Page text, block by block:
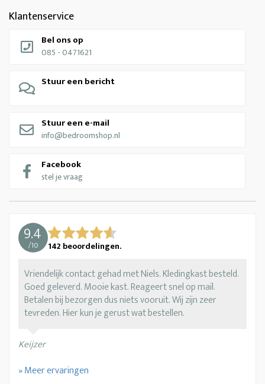
Klantenservice
Bel ons op
085 - 0471621
Stuur een bericht
Stuur een e-mail
info@bedroomshop.nl
Facebook
stel je vraag
9.4
/10 142 beoordelingen.
Vriendelijk contact gehad met Niels. Kledingkast besteld.
Goed geleverd. Mooie kast. Reageert snel op mail.
Betalen bij bezorgen dus niets vooruit. Wij zijn zeer
tevreden. Hier kun je gerust wat bestellen.
Keijzer
» Meer ervaringen